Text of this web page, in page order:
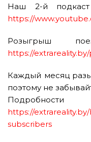
Наш 2-й
https://
Розыгрыш
https://
Каждый месяц
поэтому не
https://
subscribers